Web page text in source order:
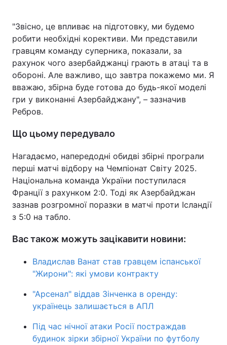
"Звісно, це впливає на підготовку, ми будемо
робити необхідні корективи. Ми представили
гравцям команду суперника, показали, за
рахунок чого азербайджанці грають в атаці та в
обороні. Але важливо, що завтра покажемо ми. Я
вважаю, збірна буде готова до будь-якої моделі
гри у виконанні Азербайджану", – зазначив
Ребров.
Що цьому передувало
Нагадаємо, напередодні обидві збірні програли
перші матчі відбору на Чемпіонат Світу 2025.
Національна команда України поступилася
Франції з рахунком 2:0. Тоді як Азербайджан
зазнав розгромної поразки в матчі проти Ісландії
з 5:0 на табло.
Вас також можуть зацікавити новини:
Владислав Ванат став гравцем іспанської
"Жирони": які умови контракту
"Арсенал" віддав Зінченка в оренду:
українець залишається в АПЛ
Під час нічної атаки Росії постраждав
будинок зірки збірної України по футболу